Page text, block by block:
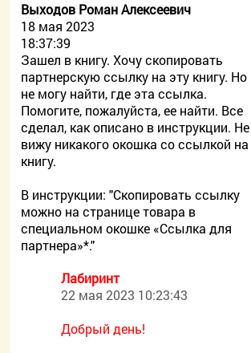
Выходов Роман Алексеевич
18 мая 2023
18:37:39
Зашел в книгу. Хочу скопировать
партнерскую ссылку на эту книгу. Но
не могу найти, где эта ссылка.
Помогите, пожалуйста, ее найти. Все
сделал, как описано в инструкции. Не
вижу никакого окошка со ссылкой на
книгу.
В инструкции: "Скопировать ссылку
можно на странице товара в
специальном окошке «Ссылка для
партнера»*."
Лабиринт
22 мая 2023 10:23:43
Добрый день!